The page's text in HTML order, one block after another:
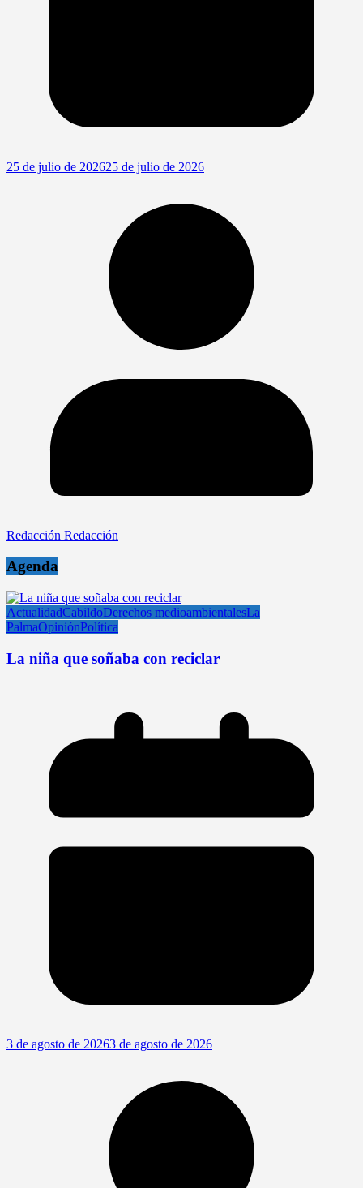
25 de julio de 202625 de julio de 2026
Redacción Redacción
Agenda
ActualidadCabildoDerechos medioambientalesLa
PalmaOpiniónPolítica
La niña que soñaba con reciclar
3 de agosto de 20263 de agosto de 2026